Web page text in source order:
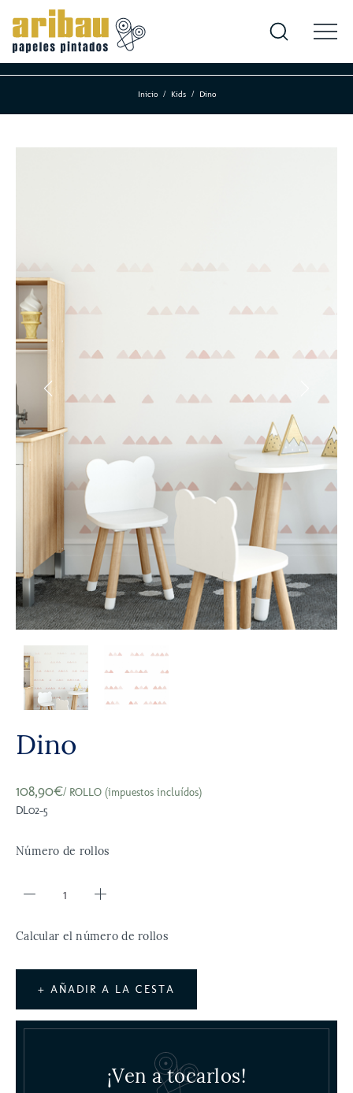
Inicio Kids Dino
Dino
108,90€/ ROLLO (impuestos incluídos)
DL02-5
Número de rollos
Calcular el número de rollos
+ AÑADIR A LA CESTA
¡Ven a tocarlos!